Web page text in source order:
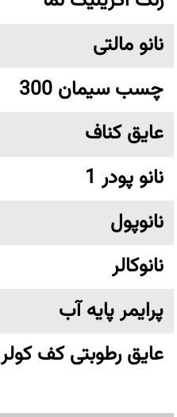
نانو مالتی
چسب سیمان 300
عایق کناف
نانو پودر 1
نانوپول
نانوکالر
پرایمر پایه آب
عایق رطوبتی کف کولر